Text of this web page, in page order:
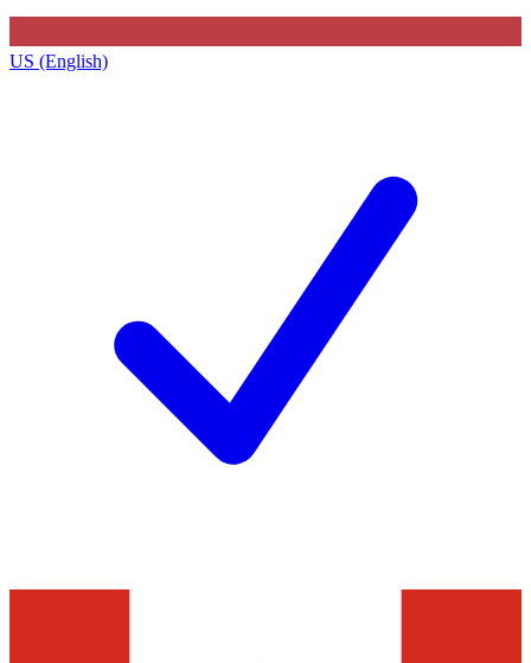
US (English)